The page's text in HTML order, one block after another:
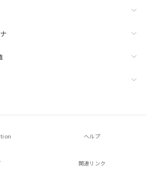
ヘルプ
関連リンク